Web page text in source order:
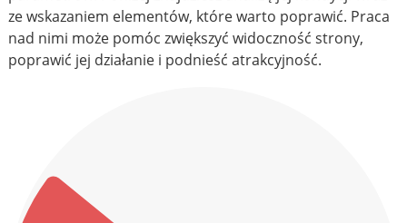
ze wskazaniem elementów, które warto poprawić. Praca
nad nimi może pomóc zwiększyć widoczność strony,
poprawić jej działanie i podnieść atrakcyjność.